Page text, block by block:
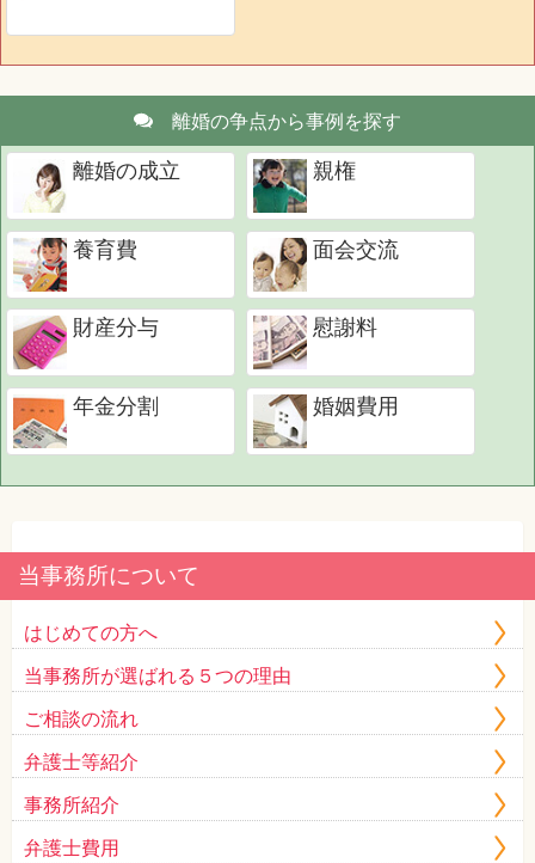
離婚の争点から事例を探す
離婚の成立 親権
養育費 面会交流
財産分与 慰謝料
年金分割 婚姻費用
当事務所について
はじめての方へ
当事務所が選ばれる５つの理由
ご相談の流れ
弁護士等紹介
事務所紹介
弁護士費用